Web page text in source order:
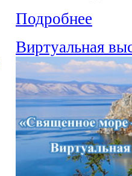
Подробнее
Виртуальная